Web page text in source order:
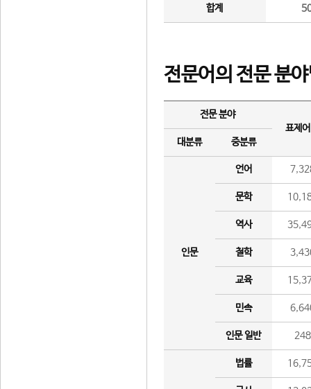
합계
전문어의 전문 분
전문 분야
표제
대분류
중분류
인문
언어
문학
역사
철학
교육
민속
인문 일반 248
법률